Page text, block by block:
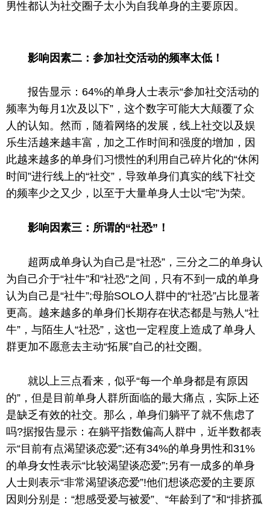
男性都认为社交圈子太小为自我单身的主要原因。
影响因素二：参加社交活动的频率太低！
报告显示：64%的单身人士表示“参加社交活动的
频率为每月1次及以下”，这个数字可能大大颠覆了众
人的认知。然而，随着网络的发展，线上社交以及娱
乐生活越来越丰富，加之工作时间和强度的增加，因
此越来越多的单身们习惯性的利用自己碎片化的“休闲
时间”进行线上的“社交”，导致单身们真实的线下社交
的频率少之又少，以至于大量单身人士以“宅”为荣。
影响因素三：所谓的“社恐”！
超两成单身认为自己是“社恐” ， 三分之二的单身认
为自己介于“社牛”和“社恐”之间，只有不到一成的单身
认为自己是“社牛”;母胎SOLO人群中的“社恐”占比显著
更高。越来越多的单身们长期存在状态都是与熟人“社
牛”，与陌生人“社恐”，这也一定程度上造成了单身人
群更加不愿意去主动“拓展”自己的社交圈。
就以上三点看来，似乎“每一个单身都是有原因
的”，但是目前单身人群所面临的最大痛点，实际上还
是缺乏有效的社交。那么，单身们躺平了就不焦虑了
吗?据报告显示：在躺平指数偏高人群中，近半数都表
示“目前有点渴望谈恋爱”;还有34%的单身男性和31%
的单身女性表示“比较渴望谈恋爱”;另有一成多的单身
人士则表示“非常渴望谈恋爱”!他们想谈恋爱的主要原
因则分别是：“想感受爱与被爱”、“年龄到了”和“排挤孤